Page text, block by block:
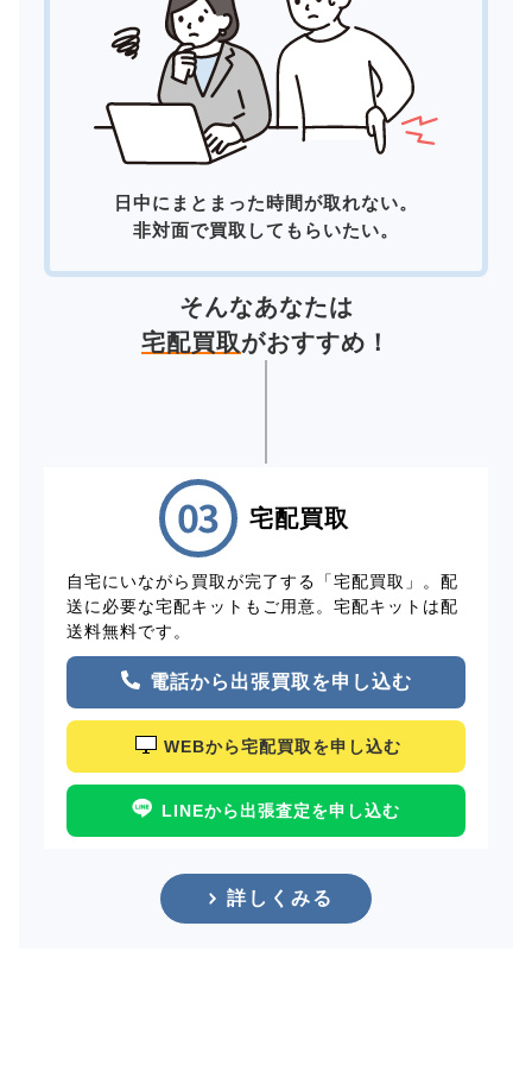
日中にまとまった時間が取れない。
非対面で買取してもらいたい。
そんなあなたは
宅配買取がおすすめ！
宅配買取
自宅にいながら買取が完了する「宅配買取」。配
送に必要な宅配キットもご用意。宅配キットは配
送料無料です。
電話から出張買取を申し込む
WEBから宅配買取を申し込む
LINEから出張査定を申し込む
詳しくみる